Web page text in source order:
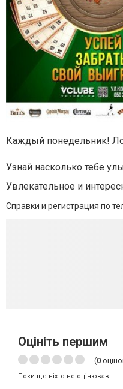
Каждый понедельник!
Узнай насколько тебе
Увлекательное и
Справки и регистрация по
Оцініть першим
(0
Поки ще ніхто не оцінював